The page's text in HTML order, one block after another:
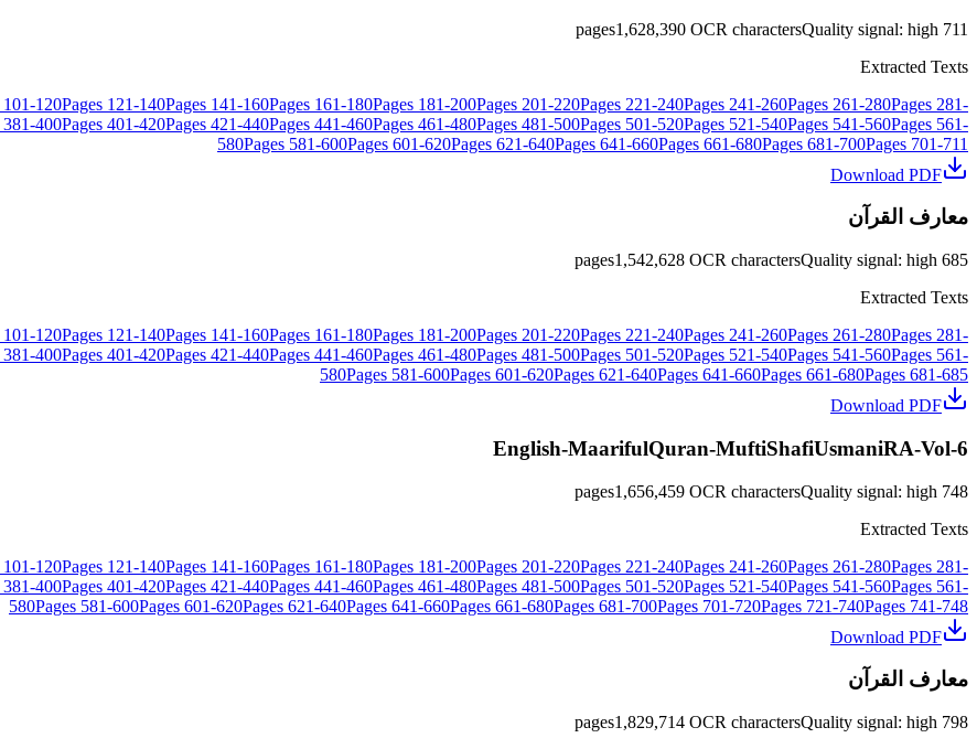
711
pages1,628,390 OCR charactersQuality signal: high
Extracted Texts
101-120Pages 121-140Pages 141-160Pages 161-180Pages 181-200Pages 201-220Pages 221-240Pages 241-260Pages 261-280Pages 281-
381-400Pages 401-420Pages 421-440Pages 441-460Pages 461-480Pages 481-500Pages 501-520Pages 521-540Pages 541-560Pages 561-
580Pages 581-600Pages 601-620Pages 621-640Pages 641-660Pages 661-680Pages 681-700Pages 701-711
Download PDF
معارف القرآن
685
pages1,542,628 OCR charactersQuality signal: high
Extracted Texts
101-120Pages 121-140Pages 141-160Pages 161-180Pages 181-200Pages 201-220Pages 221-240Pages 241-260Pages 261-280Pages 281-
381-400Pages 401-420Pages 421-440Pages 441-460Pages 461-480Pages 481-500Pages 501-520Pages 521-540Pages 541-560Pages 561-
580Pages 581-600Pages 601-620Pages 621-640Pages 641-660Pages 661-680Pages 681-685
Download PDF
English-MaarifulQuran-MuftiShafiUsmaniRA-Vol-6
748
pages1,656,459 OCR charactersQuality signal: high
Extracted Texts
101-120Pages 121-140Pages 141-160Pages 161-180Pages 181-200Pages 201-220Pages 221-240Pages 241-260Pages 261-280Pages 281-
381-400Pages 401-420Pages 421-440Pages 441-460Pages 461-480Pages 481-500Pages 501-520Pages 521-540Pages 541-560Pages 561-
580Pages 581-600Pages 601-620Pages 621-640Pages 641-660Pages 661-680Pages 681-700Pages 701-720Pages 721-740Pages 741-748
Download PDF
معارف القرآن
798
pages1,829,714 OCR charactersQuality signal: high